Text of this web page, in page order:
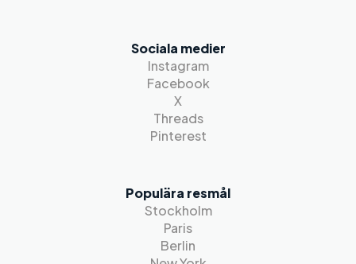
Sociala medier
Instagram
Facebook
X
Threads
Pinterest
Populära resmål
Stockholm
Paris
Berlin